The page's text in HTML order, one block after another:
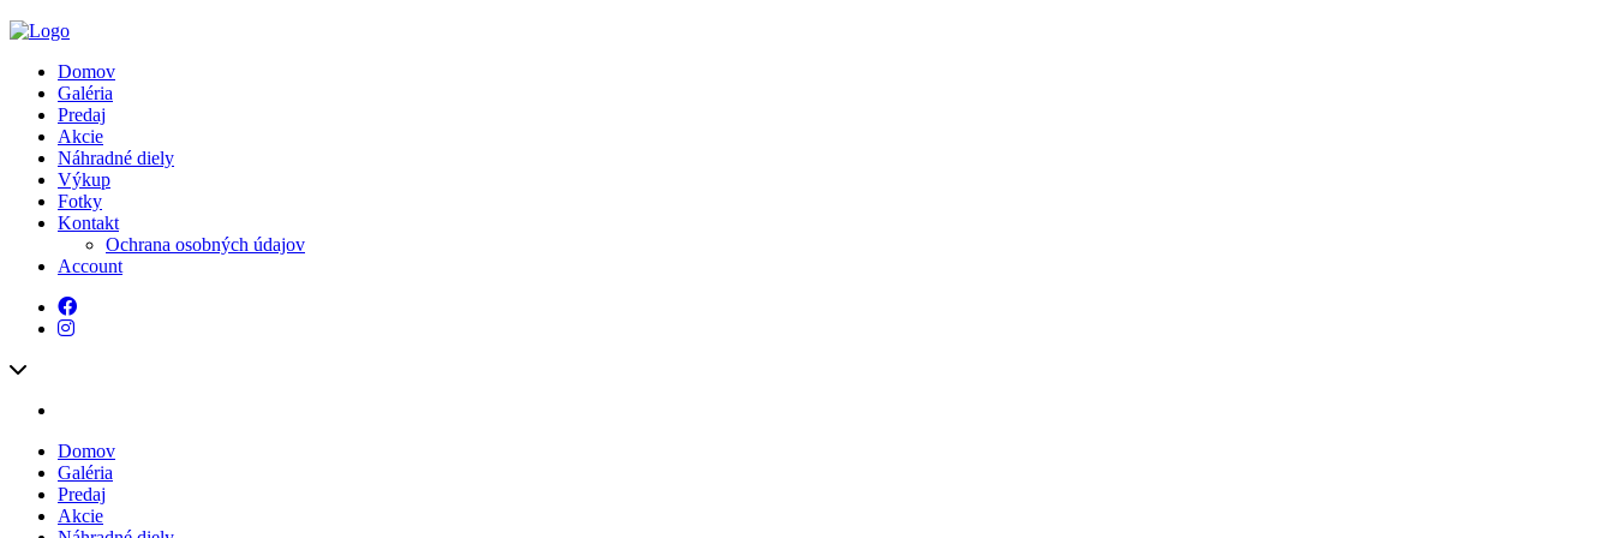
Domov
Galéria
Predaj
Akcie
Náhradné diely
Výkup
Fotky
Kontakt
Ochrana osobných údajov
Account
Domov
Galéria
Predaj
Akcie